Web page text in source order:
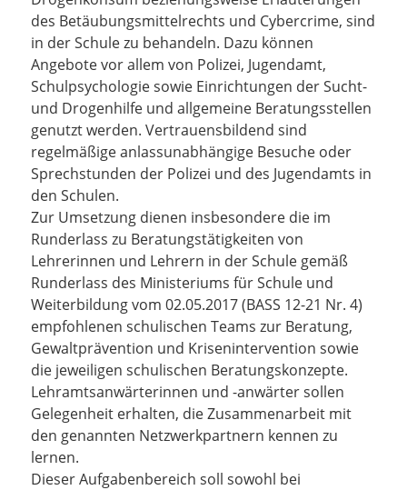
des Betäubungsmittelrechts und Cybercrime, sind
in der Schule zu behandeln. Dazu können
Angebote vor allem von Polizei, Jugendamt,
Schulpsychologie sowie Einrichtungen der Sucht-
und Drogenhilfe und allgemeine Beratungsstellen
genutzt werden. Vertrauensbildend sind
regelmäßige anlassunabhängige Besuche oder
Sprechstunden der Polizei und des Jugendamts in
den Schulen.
Zur Umsetzung dienen insbesondere die im
Runderlass zu Beratungstätigkeiten von
Lehrerinnen und Lehrern in der Schule gemäß
Runderlass des Ministeriums für Schule und
Weiterbildung vom 02.05.2017 (BASS 12-21 Nr. 4)
empfohlenen schulischen Teams zur Beratung,
Gewaltprävention und Krisenintervention sowie
die jeweiligen schulischen Beratungskonzepte.
Lehramtsanwärterinnen und -anwärter sollen
Gelegenheit erhalten, die Zusammenarbeit mit
den genannten Netzwerkpartnern kennen zu
lernen.
Dieser Aufgabenbereich soll sowohl bei